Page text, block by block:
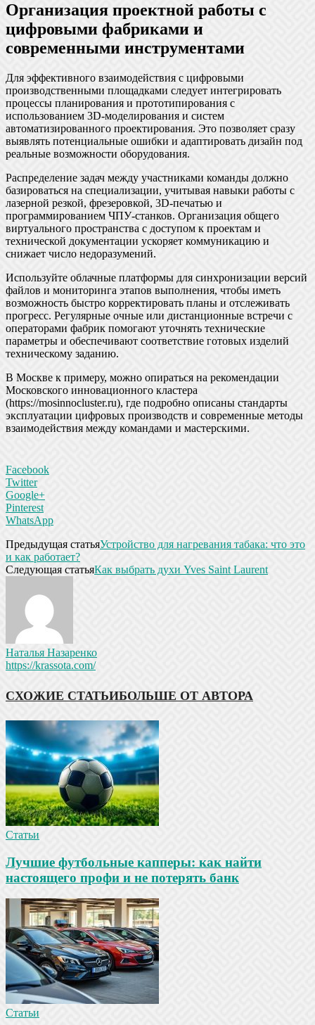
Организация проектной работы с
цифровыми фабриками и
современными инструментами
Для эффективного взаимодействия с цифровыми
производственными площадками следует интегрировать
процессы планирования и прототипирования с
использованием 3D-моделирования и систем
автоматизированного проектирования. Это позволяет сразу
выявлять потенциальные ошибки и адаптировать дизайн под
реальные возможности оборудования.
Распределение задач между участниками команды должно
базироваться на специализации, учитывая навыки работы с
лазерной резкой, фрезеровкой, 3D-печатью и
программированием ЧПУ-станков. Организация общего
виртуального пространства с доступом к проектам и
технической документации ускоряет коммуникацию и
снижает число недоразумений.
Используйте облачные платформы для синхронизации версий
файлов и мониторинга этапов выполнения, чтобы иметь
возможность быстро корректировать планы и отслеживать
прогресс. Регулярные очные или дистанционные встречи с
операторами фабрик помогают уточнять технические
параметры и обеспечивают соответствие готовых изделий
техническому заданию.
В Москве к примеру, можно опираться на рекомендации
Московского инновационного кластера
(https://mosinnocluster.ru), где подробно описаны стандарты
эксплуатации цифровых производств и современные методы
взаимодействия между командами и мастерскими.
Facebook
Twitter
Google+
Pinterest
WhatsApp
Предыдущая статьяУстройство для нагревания табака: что это
и как работает?
Следующая статьяКак выбрать духи Yves Saint Laurent
Наталья Назаренко
https://krassota.com/
СХОЖИЕ СТАТЬИБОЛЬШЕ ОТ АВТОРА
Статьи
Лучшие футбольные капперы: как найти
настоящего профи и не потерять банк
Статьи